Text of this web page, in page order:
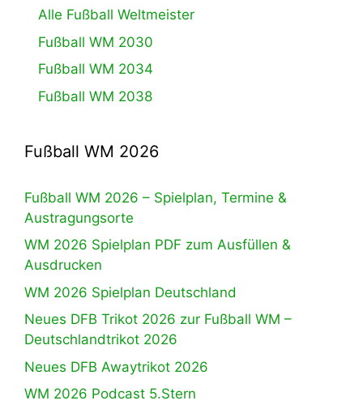
Alle Fußball Weltmeister
Fußball WM 2030
Fußball WM 2034
Fußball WM 2038
Fußball WM 2026
Fußball WM 2026 – Spielplan, Termine &
Austragungsorte
WM 2026 Spielplan PDF zum Ausfüllen &
Ausdrucken
WM 2026 Spielplan Deutschland
Neues DFB Trikot 2026 zur Fußball WM –
Deutschlandtrikot 2026
Neues DFB Awaytrikot 2026
WM 2026 Podcast 5.Stern